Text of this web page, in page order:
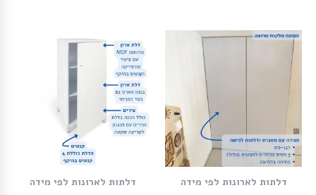
דלתות לארונות לפי מידה דלתות לארונות לפי מידה